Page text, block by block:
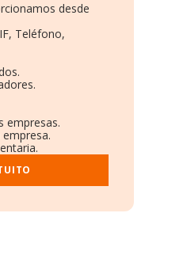
desde
Teléfono,
empresas.